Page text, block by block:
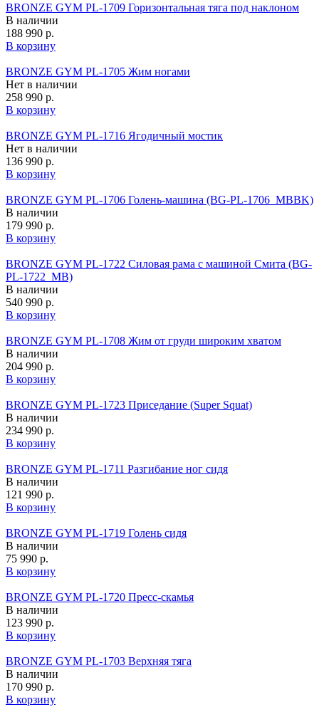
BRONZE GYM PL-1709 Горизонтальная тяга под наклоном
В наличии
188 990 р.
В корзину
BRONZE GYM PL-1705 Жим ногами
Нет в наличии
258 990 р.
В корзину
BRONZE GYM PL-1716 Ягодичный мостик
Нет в наличии
136 990 р.
В корзину
BRONZE GYM PL-1706 Голень-машина (BG‑PL‑1706_MBBK)
В наличии
179 990 р.
В корзину
BRONZE GYM PL-1722 Силовая рама с машиной Смита (BG-
PL-1722_MB)
В наличии
540 990 р.
В корзину
BRONZE GYM PL-1708 Жим от груди широким хватом
В наличии
204 990 р.
В корзину
BRONZE GYM PL-1723 Приседание (Super Squat)
В наличии
234 990 р.
В корзину
BRONZE GYM PL-1711 Разгибание ног сидя
В наличии
121 990 р.
В корзину
BRONZE GYM PL-1719 Голень сидя
В наличии
75 990 р.
В корзину
BRONZE GYM PL-1720 Пресс-скамья
В наличии
123 990 р.
В корзину
BRONZE GYM PL-1703 Верхняя тяга
В наличии
170 990 р.
В корзину